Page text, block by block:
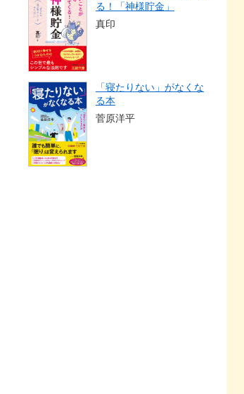
る！「神様貯金」
真印
「寝たりない」がなくな
る本
菅原洋平